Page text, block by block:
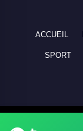
ACCUEIL
SPORT